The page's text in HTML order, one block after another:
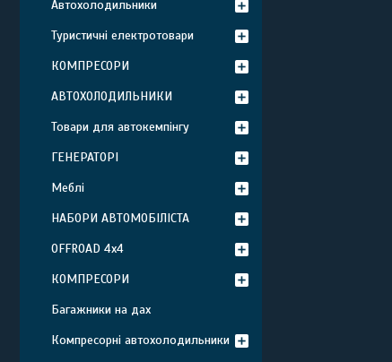
Автохолодильники
Туристичні електротовари
КОМПРЕСОРИ
АВТОХОЛОДИЛЬНИКИ
Товари для автокемпінгу
ГЕНЕРАТОРІ
Меблі
НАБОРИ АВТОМОБІЛІСТА
OFFROAD 4х4
КОМПРЕСОРИ
Багажники на дах
Компресорні автохолодильники